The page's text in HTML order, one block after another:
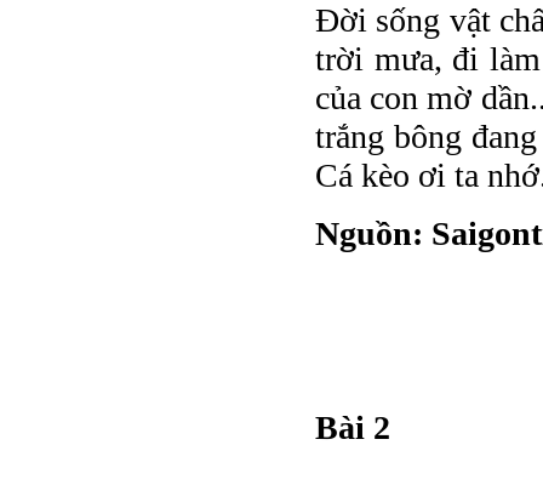
Đời sống vật
trời mưa, đi
của con mờ
trắng bông
Cá kèo ơi ta
Nguồn:
Bài 2